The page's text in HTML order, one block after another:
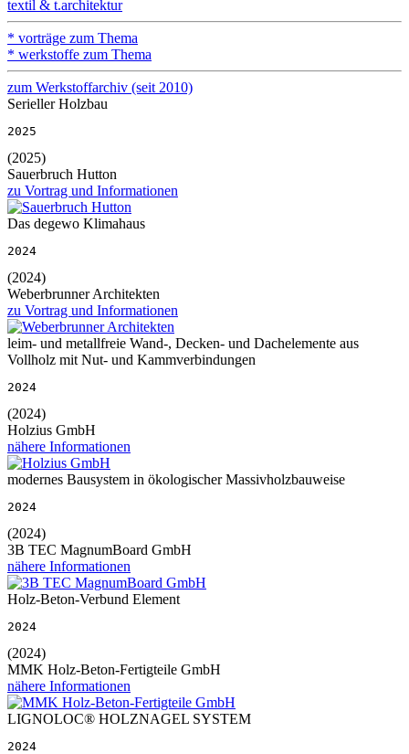
textil & t.architektur
* vorträge zum Thema
* werkstoffe zum Thema
zum Werkstoffarchiv (seit 2010)
Serieller Holzbau
2025
(2025)
Sauerbruch Hutton
zu Vortrag und Informationen
Das degewo Klimahaus
2024
(2024)
Weberbrunner Architekten
zu Vortrag und Informationen
leim- und metallfreie Wand-, Decken- und Dachelemente aus
Vollholz mit Nut- und Kammverbindungen
2024
(2024)
Holzius GmbH
nähere Informationen
modernes Bausystem in ökologischer Massivholzbauweise
2024
(2024)
3B TEC MagnumBoard GmbH
nähere Informationen
Holz-Beton-Verbund Element
2024
(2024)
MMK Holz-Beton-Fertigteile GmbH
nähere Informationen
LIGNOLOC® HOLZNAGEL SYSTEM
2024